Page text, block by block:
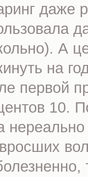
даже
А
на
первой
10.